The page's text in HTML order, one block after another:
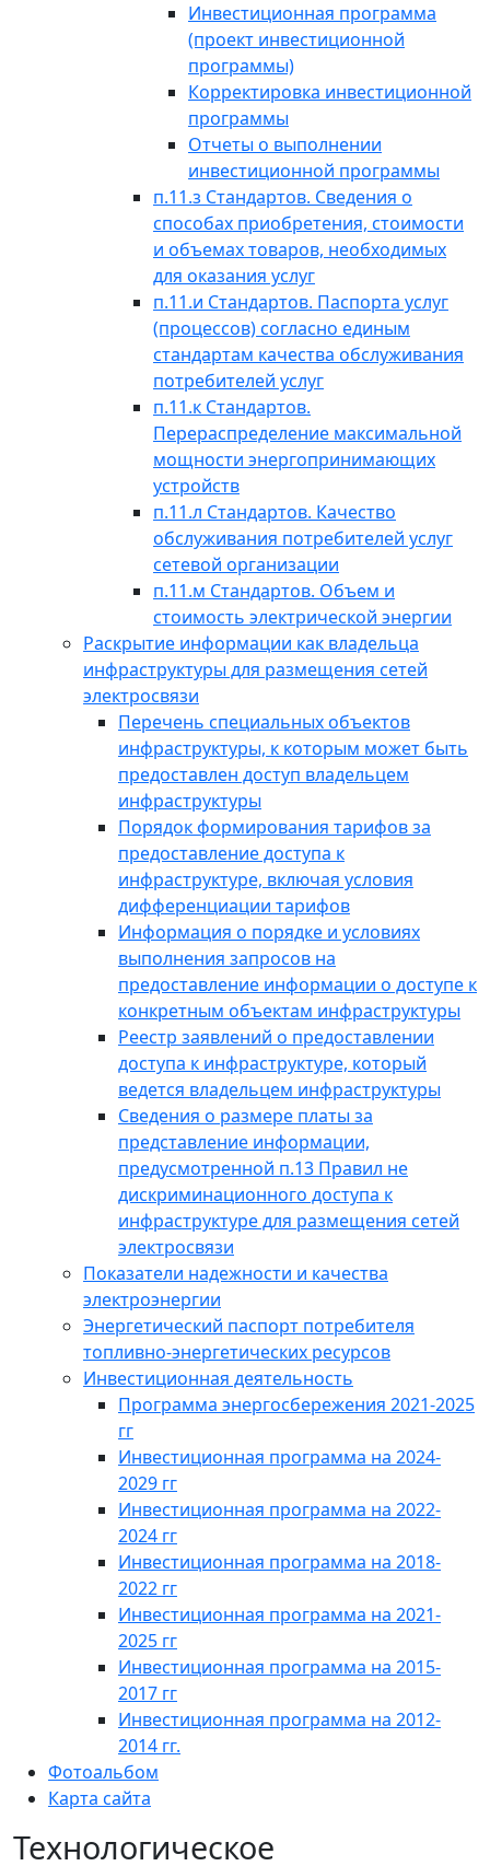
Технологическое
Инвестиционная программа
(проект инвестиционной
программы)
Корректировка инвестиционной
программы
Отчеты о выполнении
инвестиционной программы
п.11.з Стандартов. Сведения о
способах приобретения, стоимости
и объемах товаров, необходимых
для оказания услуг
п.11.и Стандартов. Паспорта услуг
(процессов) согласно единым
стандартам качества обслуживания
потребителей услуг
п.11.к Стандартов.
Перераспределение максимальной
мощности энергопринимающих
устройств
п.11.л Стандартов. Качество
обслуживания потребителей услуг
сетевой организации
п.11.м Стандартов. Объем и
стоимость электрической энергии
Раскрытие информации как владельца
инфраструктуры для размещения сетей
электросвязи
Перечень специальных объектов
инфраструктуры, к которым может быть
предоставлен доступ владельцем
инфраструктуры
Порядок формирования тарифов за
предоставление доступа к
инфраструктуре, включая условия
дифференциации тарифов
Информация о порядке и условиях
выполнения запросов на
предоставление информации о доступе к
конкретным объектам инфраструктуры
Реестр заявлений о предоставлении
доступа к инфраструктуре, который
ведется владельцем инфраструктуры
Сведения о размере платы за
представление информации,
предусмотренной п.13 Правил не
дискриминационного доступа к
инфраструктуре для размещения сетей
электросвязи
Показатели надежности и качества
электроэнергии
Энергетический паспорт потребителя
топливно-энергетических ресурсов
Инвестиционная деятельность
Программа энергосбережения 2021-2025
гг
Инвестиционная программа на 2024-
2029 гг
Инвестиционная программа на 2022-
2024 гг
Инвестиционная программа на 2018-
2022 гг
Инвестиционная программа на 2021-
2025 гг
Инвестиционная программа на 2015-
2017 гг
Инвестиционная программа на 2012-
2014 гг.
Фотоальбом
Карта сайта